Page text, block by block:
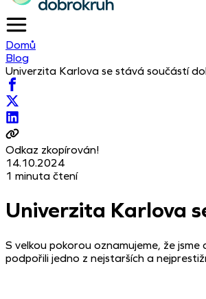
Domů
Blog
Univerzita Karlova se stává součástí
Odkaz zkopírován!
14.10.2024
1 minuta čtení
Univerzita Karlova
S velkou pokorou oznamujeme, že
podpořili jedno z nejstarších a